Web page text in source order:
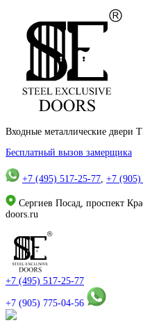
Входные металлические двери
Бесплатный вызов замерщика
+7 (495) 517-25-77, +7 (905)
Сергиев Посад, проспект
doors.ru
+7 (495) 517-25-77
+7 (905) 775-04-56